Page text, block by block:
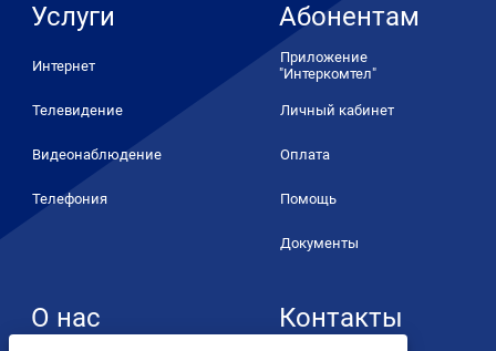
Услуги
Интернет
Телевидение
Видеонаблюдение
Телефония
Абонентам
Приложение
"Интеркомтел"
Личный кабинет
Оплата
Помощь
Документы
О нас Контакты